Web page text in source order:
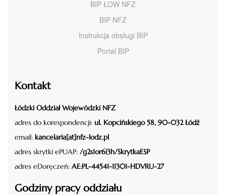
BIP ŁOW NFZ
BIP NFZ
Instrukcja obsługi BIP
Portal BIP
Kontakt
Łódzki Oddział Wojewódzki NFZ
adres do korespondencji: ul. Kopcińskiego 58, 90-032 Łódź
email: kancelaria[at]nfz-lodz.pl
adres skrytki ePUAP: /g2s1or6i3h/SkrytkaESP
adres eDoręczeń: AE:PL-44541-11301-HDVRU-27
Godziny pracy oddziału